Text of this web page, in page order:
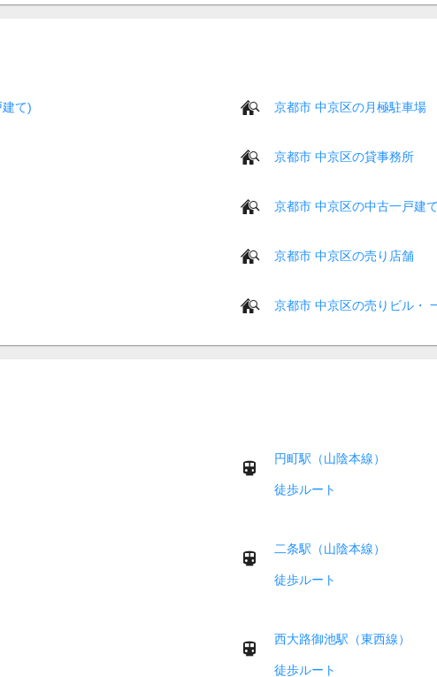
て) 京都市 中京区の月極駐車場
京都市 中京区の貸事務所
京都市 中京区の中古一戸建
京都市 中京区の売り店舗
京都市 中京区の売りビル・
円町駅（山陰本線）
徒歩ルート
二条駅（山陰本線）
徒歩ルート
西大路御池駅（東西線）
徒歩ルート